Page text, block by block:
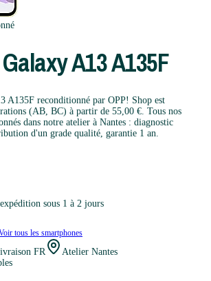
Galaxy A13 A135F
A135F reconditionné par OPP! Shop est
(AB, BC) à partir de 55,00 €. Tous nos
dans notre atelier à Nantes : diagnostic
d'un grade qualité, garantie 1 an.
sous 1 à 2 jours
tous les smartphones
FR
Atelier Nantes